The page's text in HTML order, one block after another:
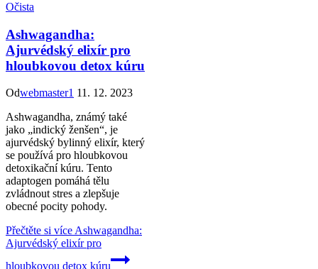
Očista
Ashwagandha:
Ajurvédský elixír pro
hloubkovou detox kúru
Odwebmaster1 11. 12. 2023
Ashwagandha, známý také
jako „indický ženšen“, je
ajurvédský bylinný elixír, který
se používá pro hloubkovou
detoxikační kúru. Tento
adaptogen pomáhá tělu
zvládnout stres a zlepšuje
obecné pocity pohody.
Přečtěte si víceAshwagandha:
Ajurvédský elixír pro
hloubkovou detox kúru